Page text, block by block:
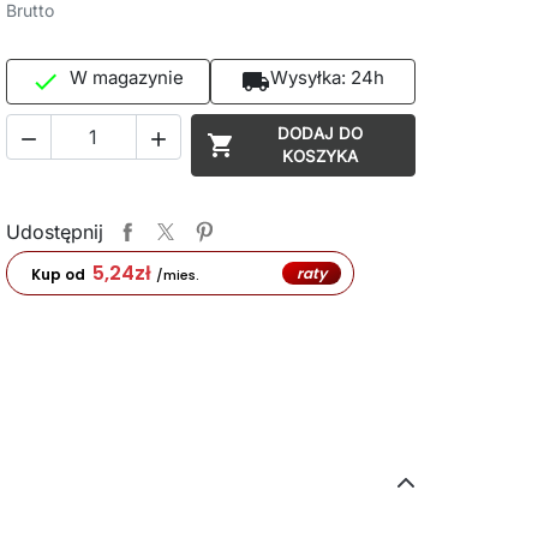
Brutto
 W magazynie local_shippingWysyłka: 24h
  
DODAJ DO
KOSZYKA
Udostępnij
Kup od 5,24zł /mies. raty